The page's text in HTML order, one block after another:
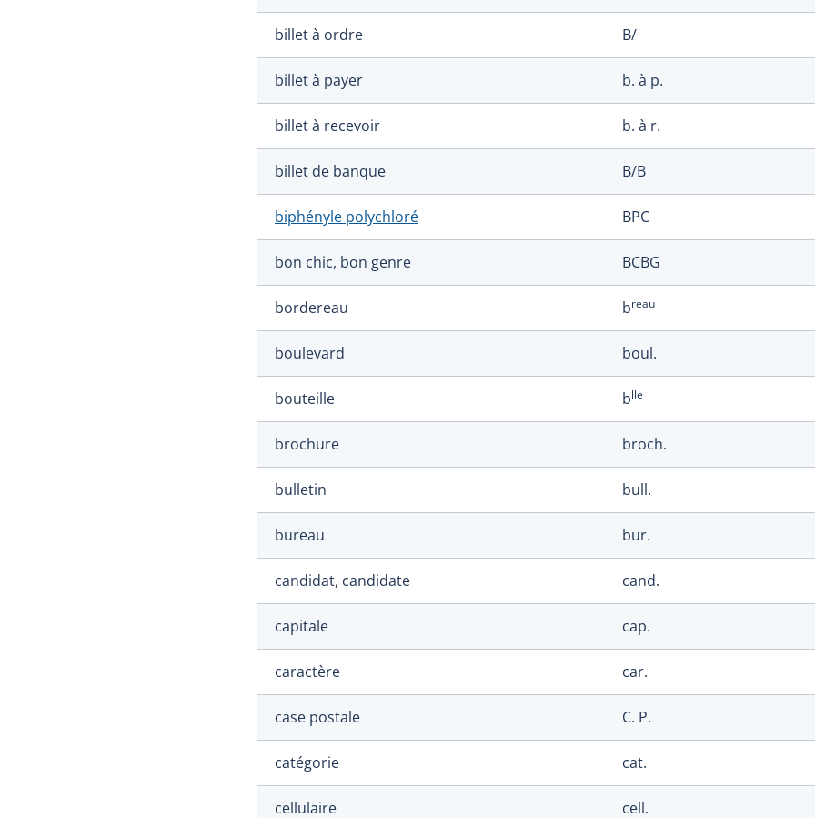
billet à ordre B/
billet à payer b. à p.
billet à recevoir b. à r.
billet de banque B/B
biphényle polychloré BPC
bon chic, bon genre BCBG
bordereau breau
boulevard boul.
bouteille blle
brochure broch.
bulletin bull.
bureau bur.
candidat, candidate cand.
capitale cap.
caractère car.
case postale C. P.
catégorie cat.
cellulaire cell.